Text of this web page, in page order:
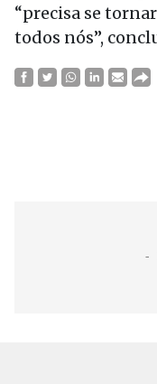
“precisa se
todos nós”,